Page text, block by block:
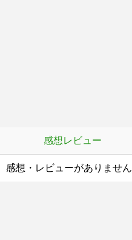
感想レビュー
感想・レビューがありません